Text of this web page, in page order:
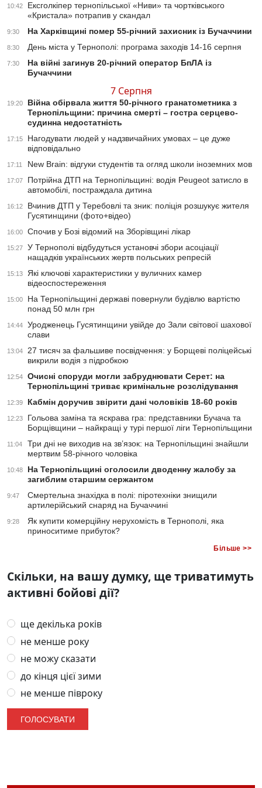
10:42
Ексголкіпер тернопільської «Ниви» та чортківського
«Кристала» потрапив у скандал
9:30 На Харківщині помер 55-річний захисник із Бучаччини
8:30 День міста у Тернополі: програма заходів 14-16 серпня
7:30
На війні загинув 20-річний оператор БпЛА із
Бучаччини
7 Серпня
19:20
Війна обірвала життя 50-річного гранатометника з
Тернопільщини: причина смерті – гостра серцево-
судинна недостатність
17:15
Нагодувати людей у надзвичайних умовах – це дуже
відповідально
17:11 New Brain: відгуки студентів та огляд школи іноземних мов
17:07
Потрійна ДТП на Тернопільщині: водія Peugeot затисло в
автомобілі, постраждала дитина
16:12
Вчинив ДТП у Теребовлі та зник: поліція розшукує жителя
Гусятинщини (фото+відео)
16:00 Спочив у Бозі відомий на Зборівщині лікар
15:27
У Тернополі відбудуться установчі збори асоціації
нащадків українських жертв польських репресій
15:13
Які ключові характеристики у вуличних камер
відеоспостереження
15:00
На Тернопільщині державі повернули будівлю вартістю
понад 50 млн грн
14:44
Уродженець Гусятинщини увійде до Зали світової шахової
слави
13:04
27 тисяч за фальшиве посвідчення: у Борщеві поліцейські
викрили водія з підробкою
12:54
Очисні споруди могли забруднювати Серет: на
Тернопільщині триває кримінальне розслідування
12:39 Кабмін доручив звірити дані чоловіків 18-60 років
12:23
Гольова заміна та яскрава гра: представники Бучача та
Борщівщини – найкращі у турі першої ліги Тернопільщини
11:04
Три дні не виходив на зв’язок: на Тернопільщині знайшли
мертвим 58-річного чоловіка
10:48
На Тернопільщині оголосили дводенну жалобу за
загиблим старшим сержантом
9:47
Смертельна знахідка в полі: піротехніки знищили
артилерійський снаряд на Бучаччині
9:28
Як купити комерційну нерухомість в Тернополі, яка
приноситиме прибуток?
Більше >>
Скільки, на вашу думку, ще триватимуть
активні бойові дії?
ще декілька років
не менше року
не можу сказати
до кінця цієї зими
не менше півроку